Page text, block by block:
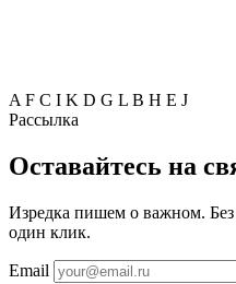
A F C I K D G L B H E J
Рассылка
Оставайтесь на
Изредка пишем о важном.
один клик.
Email